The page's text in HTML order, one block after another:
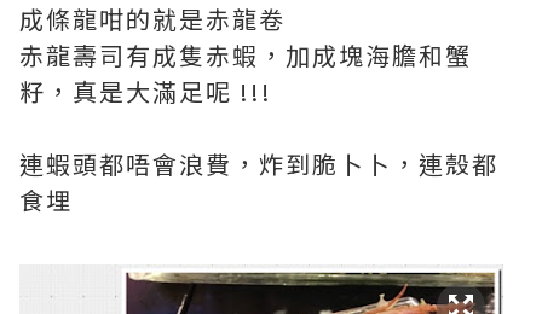
成條龍咁的就是赤龍卷
赤龍壽司有成隻赤蝦，加成塊海膽和蟹
籽，真是大滿足呢 !!!
連蝦頭都唔會浪費，炸到脆卜卜，連殼都
食埋